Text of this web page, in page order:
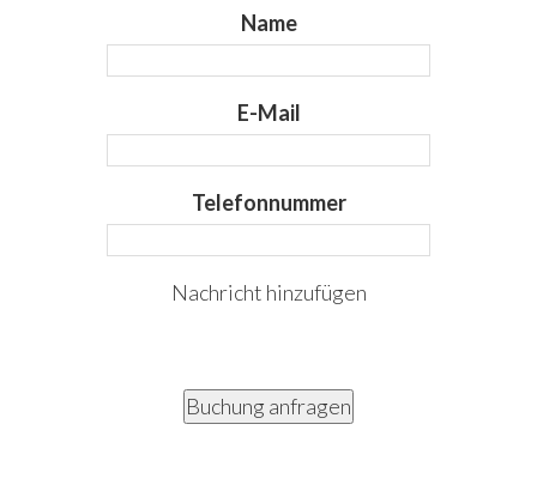
Name
E-Mail
Telefonnummer
Nachricht hinzufügen
Buchung anfragen